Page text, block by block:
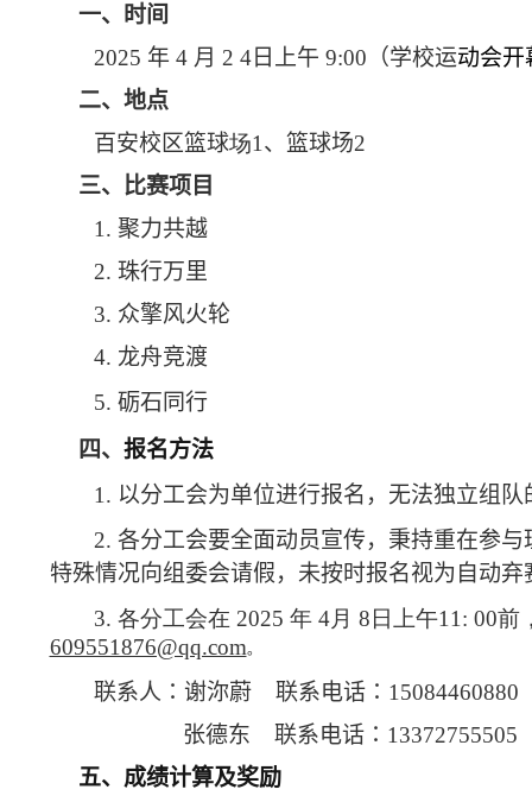
一、时间
2025 年 4 月 2 4日上午 9:00 （学校运动会开
二、地点
百安校区篮球场1 、篮球场2
三、比赛项目
1. 聚力共越
2. 珠行万里
3. 众擎风火轮
4. 龙舟竞渡
5. 砺石同行
四、 报名方法
1. 以分工会为单位进行报名，无法独立组
2. 各分工会要全面动员宣传，秉持重在参
特殊情况向组委会请假，未按时报名视为自动弃
3. 各分工会在 2025 年 4月 8日上午11: 00
609551876@qq.com。
联系人： 谢沵蔚
联系电话：15084460880
张德东
联系电话：13372755505
五、成绩计算及奖励